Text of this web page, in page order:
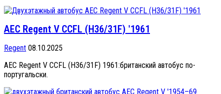
AEC Regent V CCFL (H36/31F) '1961
Regent 08.10.2025
AEC Regent V CCFL (H36/31F) 1961:британский автобус по-
португальски.